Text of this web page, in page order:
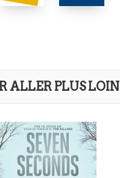
ALLER PLUS LOIN